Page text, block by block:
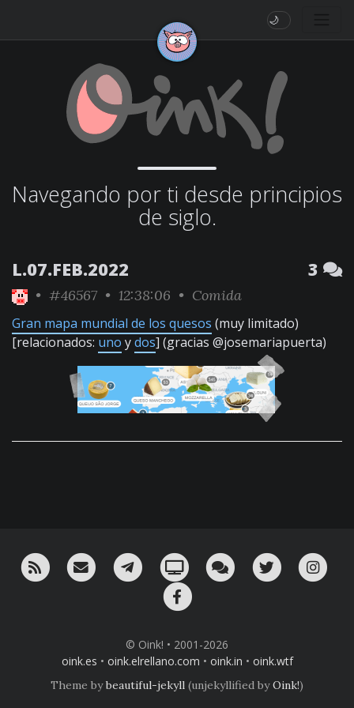
🌙
Navegando por ti desde principios
de siglo.
L.07.FEB.2022 3
• #46567 • 12:38:06 • Comida
Gran mapa mundial de los quesos (muy limitado)
[relacionados: uno ydos] (gracias @josemariapuerta)
RSS ¡Mándame un email!¡Nuestro canal en Telegram!
Oink! TV Charla con nosotros
Twitter
© Oink! • 2001-2026
oink.es • oink.elrellano.com • oink.in • oink.wtf
Theme bybeautiful-jekyll (unjekyllified byOink!)